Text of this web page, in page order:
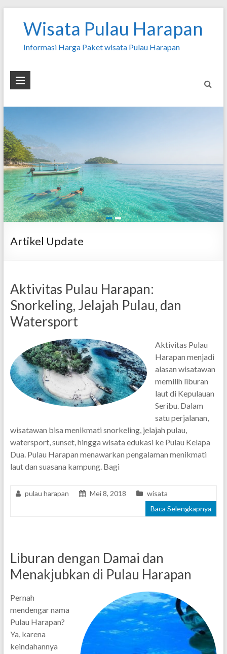
Wisata Pulau Harapan
Informasi Harga Paket wisata Pulau Harapan
Artikel Update
Aktivitas Pulau Harapan:
Snorkeling, Jelajah Pulau, dan
Watersport
Aktivitas Pulau
Harapan menjadi
alasan wisatawan
memilih liburan
laut di Kepulauan
Seribu. Dalam
satu perjalanan,
wisatawan bisa menikmati snorkeling, jelajah pulau,
watersport, sunset, hingga wisata edukasi ke Pulau Kelapa
Dua. Pulau Harapan menawarkan pengalaman menikmati
laut dan suasana kampung. Bagi
pulau harapan Mei 8, 2018
wisata
Baca Selengkapnya
Liburan dengan Damai dan
Menakjubkan di Pulau Harapan
Pernah
mendengar nama
Pulau Harapan?
Ya, karena
keindahannya